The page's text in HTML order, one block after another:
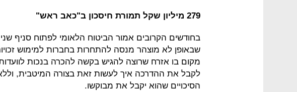
279 מיליון שקל תמורת חיסכון ב"כאב ראש"
בחודשים הקרובים אמור הביטוח הלאומי לפתוח סניף
שבאופן לא מוצהר מנסה להתחרות בחברות למימוש זכויות
מקום בו אזרח שרוצה להגיש בקשה להכרה בנכות
לקבל את ההדרכה איך לעשות זאת בצורה המיטבית,
הסיכויים שהוא יקבל את מבוקשו.